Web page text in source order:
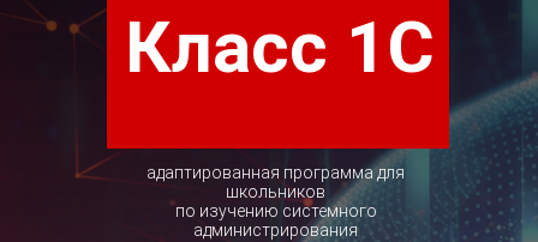
адаптированная программа для
школьников
по изучению системного
администрирования
Класс 1С